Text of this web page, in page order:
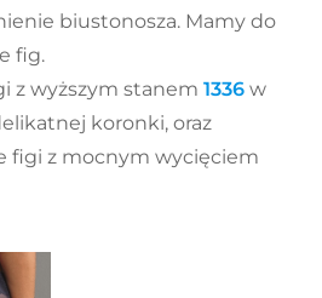
biustonosza. Mamy do
fig.
z wyższym stanem 1336 w
koronki, oraz
figi z mocnym wycięciem